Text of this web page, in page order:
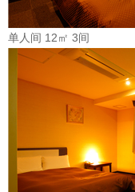
单人间 12㎡ 3间